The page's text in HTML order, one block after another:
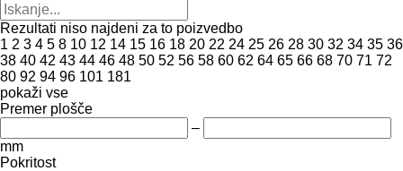
Rezultati niso najdeni za to poizvedbo
1 2 3 4 5 8 10 12 14 15 16 18 20 22 24 25 26 28 30 32 34 35 36
38 40 42 43 44 46 48 50 52 56 58 60 62 64 65 66 68 70 71 72
80 92 94 96 101 181
pokaži vse
Premer plošče
–
mm
Pokritost